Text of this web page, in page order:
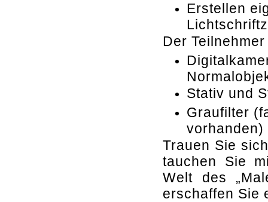
Erstellen
Der
Stativ und
Graufilter
vorhanden)
Trauen Sie
tauchen Sie
Welt des
erschaffen Sie